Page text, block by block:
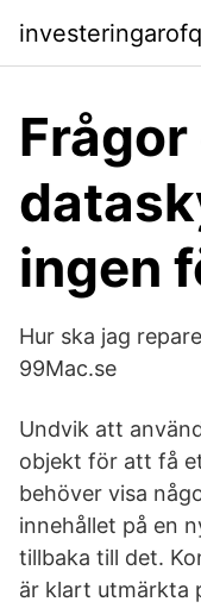
ingen
Hur ska jag
99Mac.se
Undvik att
objekt för att få
behöver visa
innehållet på en
tillbaka till det.
är klart utmärkta